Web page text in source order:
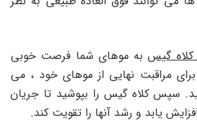
گیسبه موهای شما فرصت خوبی
مراقبت نهایی از موهای خود ، می
سپس کلاه گیس را بپوشید تا جریان
یابد و رشد آنها را تقویت کند.